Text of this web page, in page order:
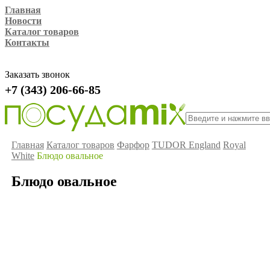
Главная
Новости
Каталог товаров
Контакты
Заказать звонок
+7 (343) 206-66-85
Главная Каталог товаров Фарфор TUDOR England Royal
White Блюдо овальное
Блюдо овальное